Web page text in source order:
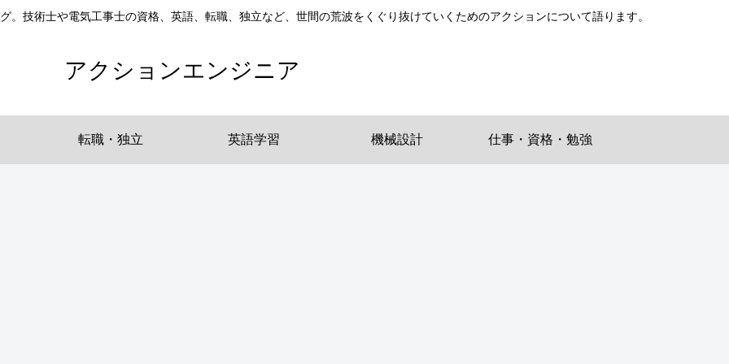
。技術士や電気工事士の資格、英語、転職、独立など、世間の荒波をくぐり抜けていくためのアクションについて語ります。
アクションエンジニア
転職・独立 英語学習 機械設計 仕事・資格・勉強